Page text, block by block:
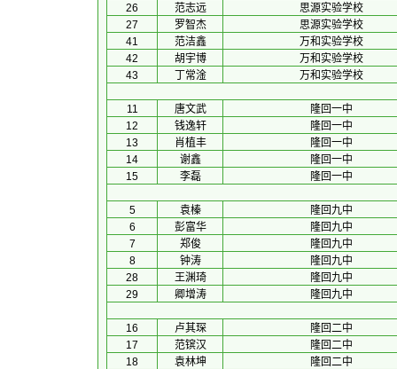
26
范志远
思源实验学校
27
罗智杰
思源实验学校
41
范洁鑫
万和实验学校
42
胡宇博
万和实验学校
43
丁常淦 万和实验学校
11 唐文武
隆回一中
12
钱逸轩
隆回一中
13
肖植丰
隆回一中
14
谢鑫
隆回一中
15
李磊 隆回一中
5 袁榛
隆回九中
6
彭富华
隆回九中
7
郑俊
隆回九中
8
钟涛
隆回九中
28
王渊琦
隆回九中
29
卿增涛 隆回九中
16 卢其琛
隆回二中
17
范镔汉
隆回二中
18
袁林坤
隆回二中